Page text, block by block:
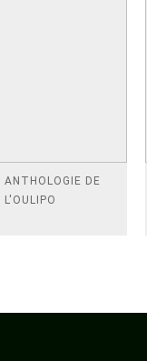
ANTHOLOGIE DE
L'OULIPO